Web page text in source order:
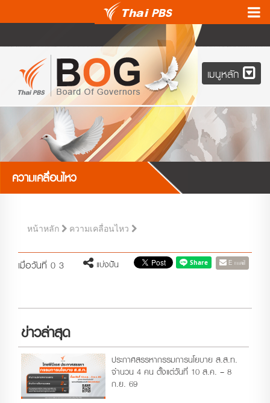
เมนูหลัก
ความเคลื่อนไหว
หน้าหลัก ความเคลื่อนไหว
เมื่อวันที่ 0 3 แบ่งปัน E-mail
ข่าวล่าสุด
ประกาศสรรหากรรมการนโยบาย ส.ส.ท.
จำนวน 4 คน ตั้งแต่วันที่ 10 ส.ค. – 8
ก.ย. 69